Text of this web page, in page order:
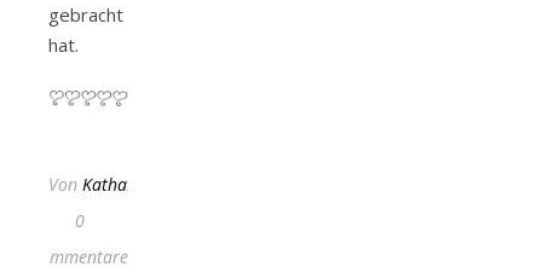
gebracht
hat.
Von KathaFlauschi
0
Kommentare